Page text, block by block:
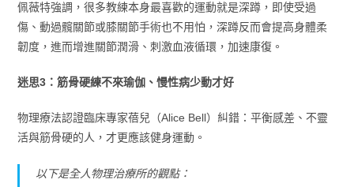
佩薇特強調，很多教練本身最喜歡的運動就是深蹲，即使受過
傷、動過髖關節或膝關節手術也不用怕，深蹲反而會提高身體柔
韌度，進而增進關節潤滑、刺激血液循環，加速康復。
迷思3：筋骨硬練不來瑜伽、慢性病少動才好
物理療法認證臨床專家蓓兒（Alice Bell）糾錯：平衡感差、不靈
活與筋骨硬的人，才更應該健身運動。
以下是全人物理治療所的觀點：